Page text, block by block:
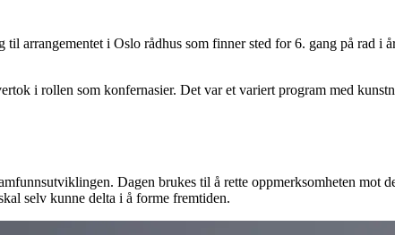
arrangementet i Oslo rådhus som finner sted for 6. gang på rad i
i rollen som konfernasier. Det var et variert program med
Dagen brukes til å rette oppmerksomheten mot
selv kunne delta i å forme fremtiden.